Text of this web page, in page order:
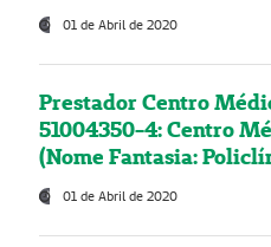
01 de Abril de 2020
Prestador Centro
51004350-4: Centro
(Nome Fantasia:
01 de Abril de 2020